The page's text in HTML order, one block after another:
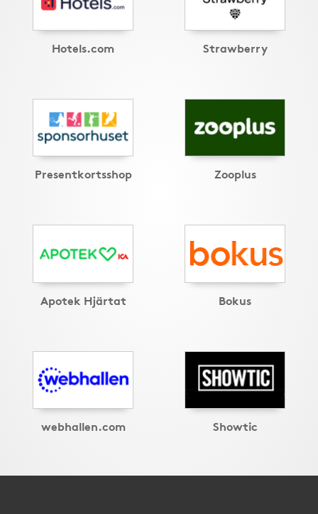
Hotels.com Strawberry
Presentkortsshop Zooplus
Apotek Hjärtat Bokus
webhallen.com Showtic